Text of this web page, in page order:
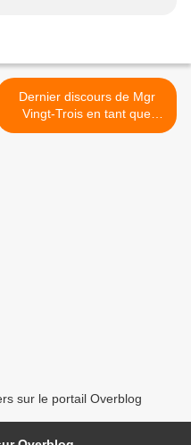
Dernier discours de Mgr
Vingt-Trois en tant que
Président >
sur le portail Overblog